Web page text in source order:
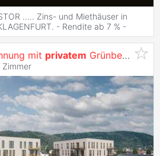
..... Zins- und Miethäuser in
- Rendite ab 7 % -
mit privatem Grünbereich in
Zimmer